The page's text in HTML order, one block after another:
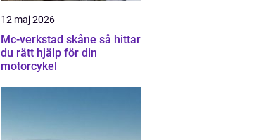
12 maj 2026
Mc-verkstad skåne så hittar
du rätt hjälp för din
motorcykel